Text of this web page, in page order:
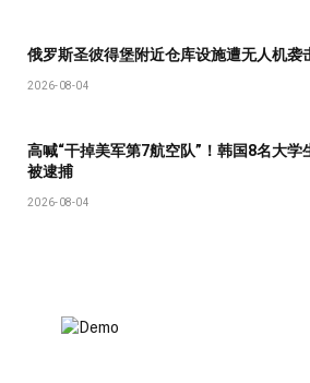
俄罗斯圣彼得堡附近仓库设施遭无人机袭
2026-08-04
高喊“干掉美军第7航空队”！韩国8名大学
被逮捕
2026-08-04